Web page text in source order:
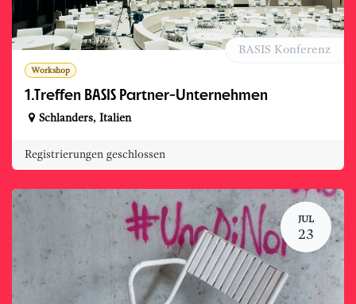
Workshop
1.Treffen BASIS Partner-Unternehmen
BASIS Konferenz
Schlanders, Italien
Registrierungen geschlossen
JUL
23